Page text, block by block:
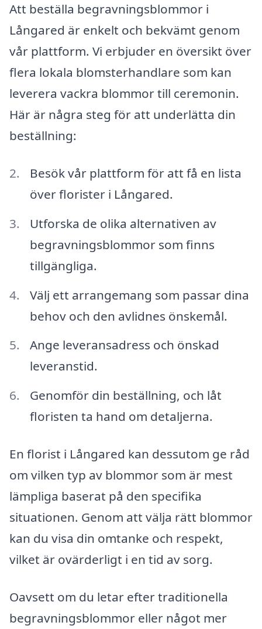
Att beställa begravningsblommor i
Långared är enkelt och bekvämt genom
vår plattform. Vi erbjuder en översikt över
flera lokala blomsterhandlare som kan
leverera vackra blommor till ceremonin.
Här är några steg för att underlätta din
beställning:
Besök vår plattform för att få en lista
över florister i Långared.
Utforska de olika alternativen av
begravningsblommor som finns
tillgängliga.
Välj ett arrangemang som passar dina
behov och den avlidnes önskemål.
Ange leveransadress och önskad
leveranstid.
Genomför din beställning, och låt
floristen ta hand om detaljerna.
En florist i Långared kan dessutom ge råd
om vilken typ av blommor som är mest
lämpliga baserat på den specifika
situationen. Genom att välja rätt blommor
kan du visa din omtanke och respekt,
vilket är ovärderligt i en tid av sorg.
Oavsett om du letar efter traditionella
begravningsblommor eller något mer